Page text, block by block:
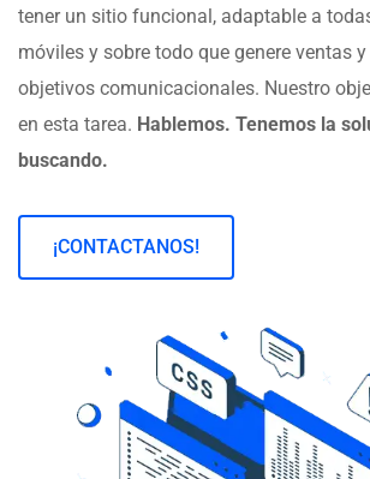
tener un sitio funcional, adaptable a
móviles y sobre todo que genere ventas
objetivos comunicacionales. Nuestro
en esta tarea. Hablemos. Tenemos la
buscando.
¡CONTACTANOS!